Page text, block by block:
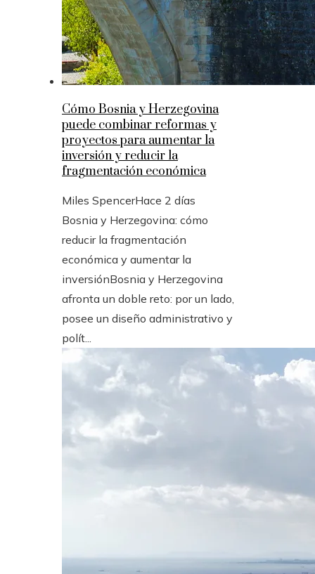
Cómo Bosnia y Herzegovina
puede combinar reformas y
proyectos para aumentar la
inversión y reducir la
fragmentación económica
Miles SpencerHace 2 días
Bosnia y Herzegovina: cómo
reducir la fragmentación
económica y aumentar la
inversiónBosnia y Herzegovina
afronta un doble reto: por un lado,
posee un diseño administrativo y
polít...